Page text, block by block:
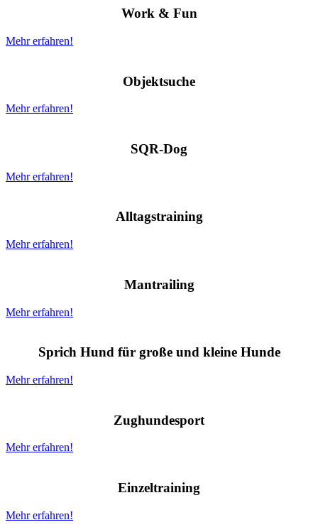
Work & Fun
Mehr erfahren!
Objektsuche
Mehr erfahren!
SQR-Dog
Mehr erfahren!
Alltagstraining
Mehr erfahren!
Mantrailing
Mehr erfahren!
Sprich Hund für große und kleine Hunde
Mehr erfahren!
Zughundesport
Mehr erfahren!
Einzeltraining
Mehr erfahren!